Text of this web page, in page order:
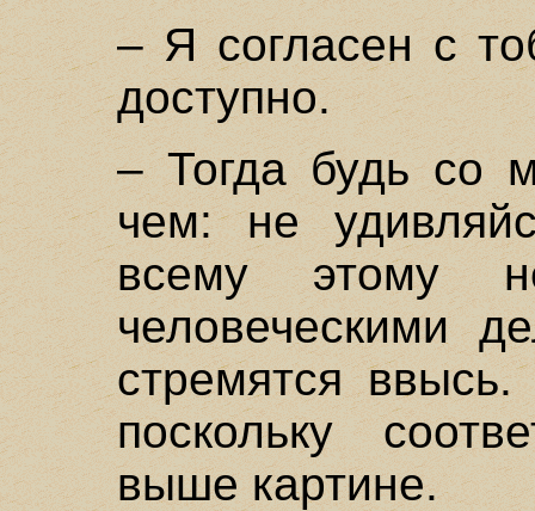
– Я согласен с
доступно.
– Тогда будь со
чем: не
всему этому
человеческими
стремятся
поскольку
выше картине.